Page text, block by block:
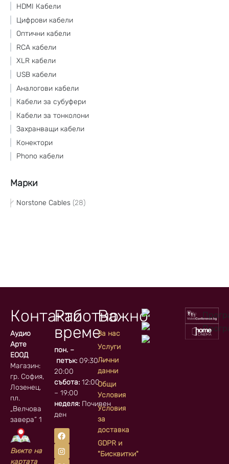
HDMI Кабели
Цифрови кабели
Оптични кабели
RCA кабели
XLR кабели
USB кабели
Аналогови кабели
Кабели за субуфери
Кабели за тонколони
Захранващи кабели
Конектори
Phono кабели
Марки
Norstone Cables 28
Контакти
Аудио
Арте
ЕООД
Магазин:
гр. София, кв.
Лозенец,
пл.
„Велчова
завера” 1
Вижте на
картата
Работно
време
пон. –
петък:09:30 –
20:00
събота:12:00
– 19:00
неделя:Почивен
ден
Важно
За нас
Услуги
Лични
данни
Общи
Условия
Условия
за
доставка
GDPR и
"Бисквитки"